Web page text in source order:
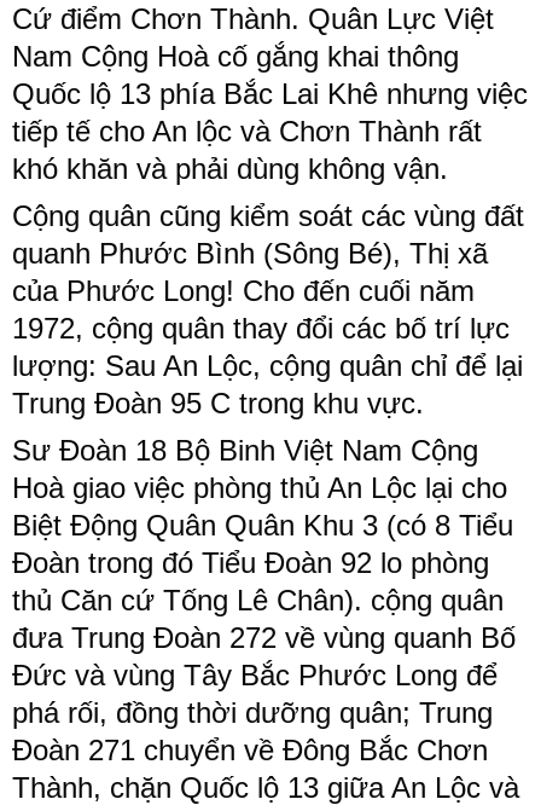
Cứ điểm Chơn Thành. Quân Lực Việt
Nam Cộng Hoà cố gắng khai thông
Quốc lộ 13 phía Bắc Lai Khê nhưng việc
tiếp tế cho An lộc và Chơn Thành rất
khó khăn và phải dùng không vận.
Cộng quân cũng kiểm soát các vùng đất
quanh Phước Bình (Sông Bé), Thị xã
của Phước Long! Cho đến cuối năm
1972, cộng quân thay đổi các bố trí lực
lượng: Sau An Lộc, cộng quân chỉ để lại
Trung Đoàn 95 C trong khu vực.
Sư Đoàn 18 Bộ Binh Việt Nam Cộng
Hoà giao việc phòng thủ An Lộc lại cho
Biệt Động Quân Quân Khu 3 (có 8 Tiểu
Đoàn trong đó Tiểu Đoàn 92 lo phòng
thủ Căn cứ Tống Lê Chân). cộng quân
đưa Trung Đoàn 272 về vùng quanh Bố
Đức và vùng Tây Bắc Phước Long để
phá rối, đồng thời dưỡng quân; Trung
Đoàn 271 chuyển về Đông Bắc Chơn
Thành, chặn Quốc lộ 13 giữa An Lộc và